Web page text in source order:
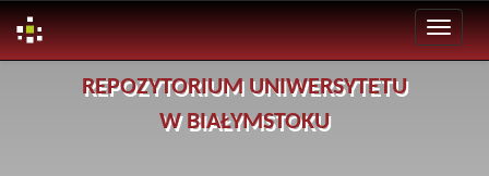
REPOZYTORIUM UNIWERSYTETU
W BIAŁYMSTOKU